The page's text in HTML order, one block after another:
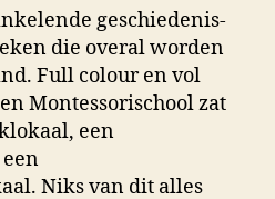
geschiedenis-
die overal worden
Full colour en vol
Montessorischool zat
een
Niks van dit alles